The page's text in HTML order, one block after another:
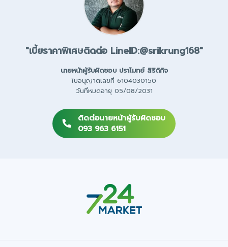
"เบี้ยราคาพิเศษติดต่อ LineID:@srikrung168"
นายหน้าผู้รับผิดชอบ ปราโมทย์ สิริดิกิจ
ใบอนุญาตเลขที่ 6104030150
วันที่หมดอายุ 05/08/2031
ติดต่อนายหน้าผู้รับผิดชอบ
093 963 6151